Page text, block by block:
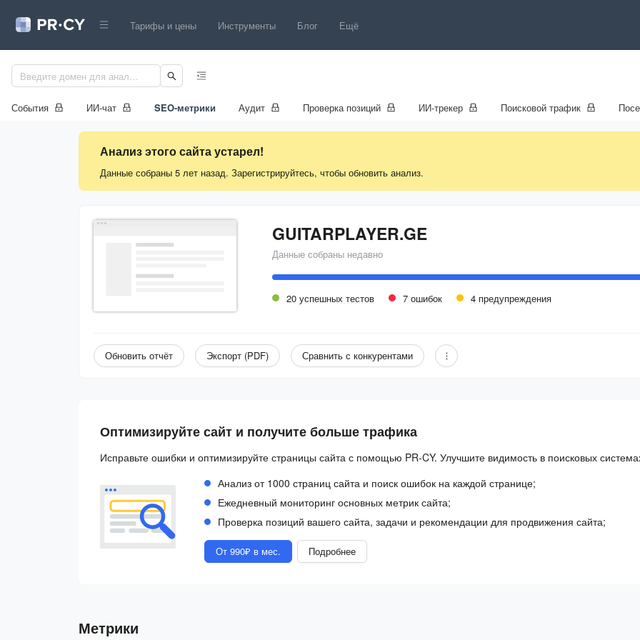
Тарифы и цены Инструменты Блог Ещё
События ИИ-чат SEO-метрики Аудит Проверка позиций ИИ-трекер Поисковой трафик
Анализ этого сайта устарел!
Данные собраны 5 лет назад. Зарегистрируйтесь, чтобы обновить анализ.
GUITARPLAYER.GE
Данные собраны недавно
20 успешных тестов 7 ошибок 4 предупреждения
Обновить отчёт Экспорт (PDF) Сравнить с конкурентами
Оптимизируйте сайт и получите больше трафика
Исправьте ошибки и оптимизируйте страницы сайта с помощью PR-CY. Улучшите видимость в поисковых
Анализ от 1000 страниц сайта и поиск ошибок на каждой странице;
Ежедневный мониторинг основных метрик сайта;
Проверка позиций вашего сайта, задачи и рекомендации для продвижения сайта;
От 990₽ в мес. Подробнее
Метрики